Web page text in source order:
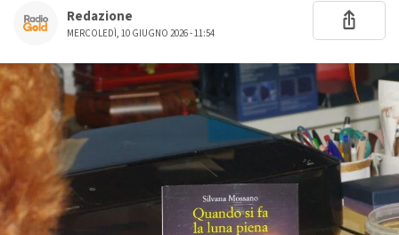
Redazione
MERCOLEDÌ, 10 GIUGNO 2026 - 11:54